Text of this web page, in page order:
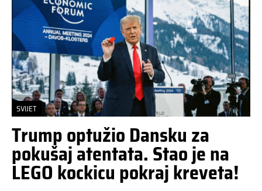
SVIJET
Trump optužio Dansku za
pokušaj atentata. Stao je na
LEGO kockicu pokraj kreveta!